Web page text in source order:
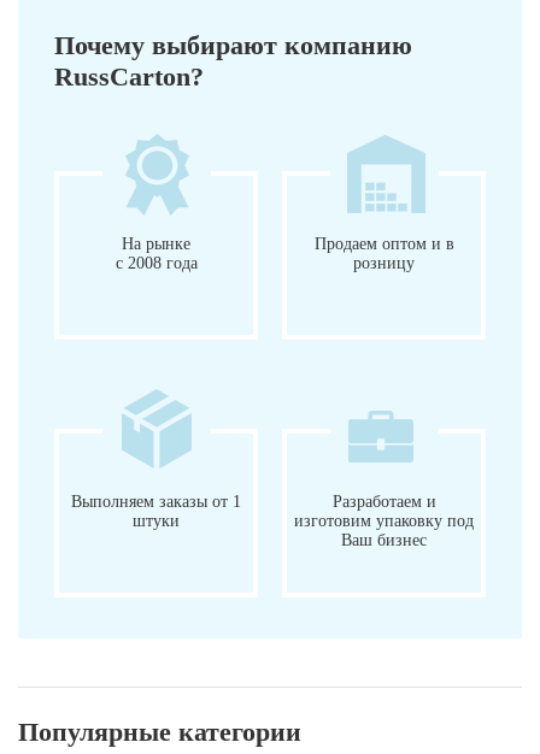
Почему выбирают компанию
RussCarton?
На рынке
с 2008 года
Продаем оптом и в
розницу
Выполняем заказы от 1
штуки
Разработаем и
изготовим упаковку под
Ваш бизнес
Популярные категории